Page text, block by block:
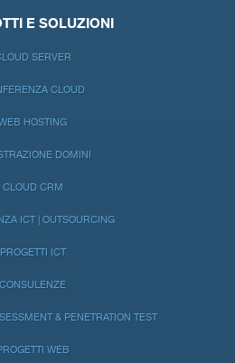
E SOLUZIONI
SERVER
CLOUD
HOSTING
DOMINI
CLOUD CRM
ICT | OUTSOURCING
PROGETTI ICT
CONSULENZE
& PENETRATION TEST
WEB